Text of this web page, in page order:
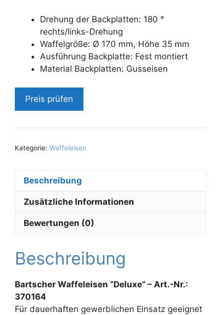
Drehung der Backplatten: 180 °
rechts/links-Drehung
Waffelgröße: Ø 170 mm, Höhe 35 mm
Ausführung Backplatte: Fest montiert
Material Backplatten: Gusseisen
Preis prüfen
Kategorie: Waffeleisen
Beschreibung
Zusätzliche Informationen
Bewertungen (0)
Beschreibung
Bartscher Waffeleisen “Deluxe” – Art.-Nr.:
370164
Für dauerhaften gewerblichen Einsatz geeignet